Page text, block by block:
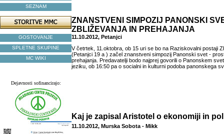
SEZNAM
GOSTOVANJE
SPLETNE SKUPINE
MC WIKI
Dejavnosti sofinancirajo:
ZNANSTVENI SIMPOZIJ PANONSKI
ZBLIŽEVANJA IN PREHAJANJA
11.10.2012, Petanjci
V četrtek, 11.oktobra, ob 15 uri se bo na Raziskovalni postaji
(Petanjci 19 a ) začel znanstveni simpozij Panonski svet -
prehajanja. Predavatelji bodo najprej govorili o Panonskem
jeziku, ob 16:50 pa o socialni in kulturni podoba panonskega
Kaj je zapisal Aristotel o ekonomiji in
11.10.2012, Murska Sobota - Mikk